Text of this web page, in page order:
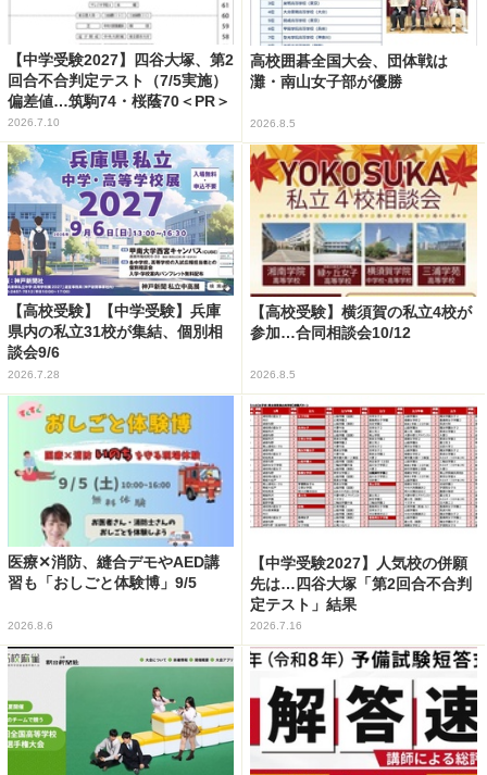
【中学受験2027】四谷大塚、第2
回合不合判定テスト（7/5実施）
偏差値…筑駒74・桜蔭70＜PR＞
2026.7.10
高校囲碁全国大会、団体戦は
灘・南山女子部が優勝
2026.8.5
【高校受験】【中学受験】兵庫
県内の私立31校が集結、個別相
談会9/6
2026.7.28
【高校受験】横須賀の私立4校が
参加…合同相談会10/12
2026.8.5
医療✕消防、縫合デモやAED講
習も「おしごと体験博」9/5
2026.8.6
【中学受験2027】人気校の併願
先は…四谷大塚「第2回合不合判
定テスト」結果
2026.7.16